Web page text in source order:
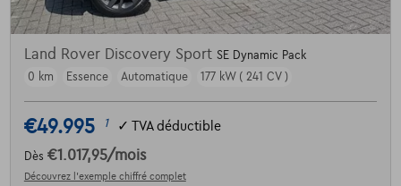
Land Rover Discovery Sport SE Dynamic Pack
0 km
Essence Automatique 177 kW ( 241 CV )
€49.995 1 ✓ TVA déductible
Dès €1.017,95/mois
Découvrez l’exemple chiffré complet